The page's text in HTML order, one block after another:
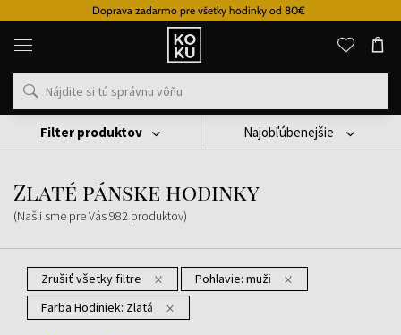
Doprava zadarmo pre všetky hodinky od 80€
Originálne
parfémy
hodinky
na
mieste
Hodinky
Pánske Hodinky Zlaté Pánske Hodinky
Zlaté pánske hodinky
(Našli sme pre Vás982 produktov)
Najobľúbenejšie
Zrušiť všetky filtre Pohlavie: muži
Farba Hodiniek: Zlatá
Filter produktov